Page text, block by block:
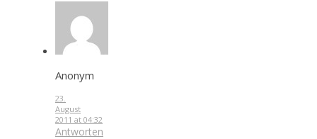
Anonym
23.
August
2011 at 04:32
Antworten